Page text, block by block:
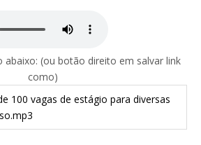
abaixo: (ou botão direito em salvar link
como)
100 vagas de estágio para diversas